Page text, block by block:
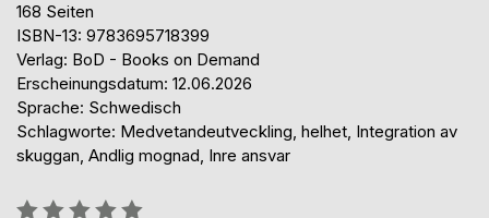
168 Seiten
ISBN-13: 9783695718399
Verlag: BoD - Books on Demand
Erscheinungsdatum: 12.06.2026
Sprache: Schwedisch
Schlagworte: Medvetandeutveckling, helhet, Integration av
skuggan, Andlig mognad, Inre ansvar
Bewertung::